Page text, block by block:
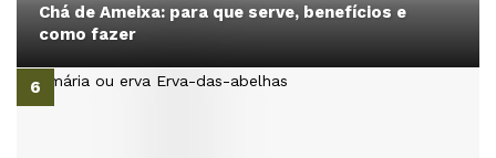
Chá de Ameixa: para que serve, benefícios e
como fazer